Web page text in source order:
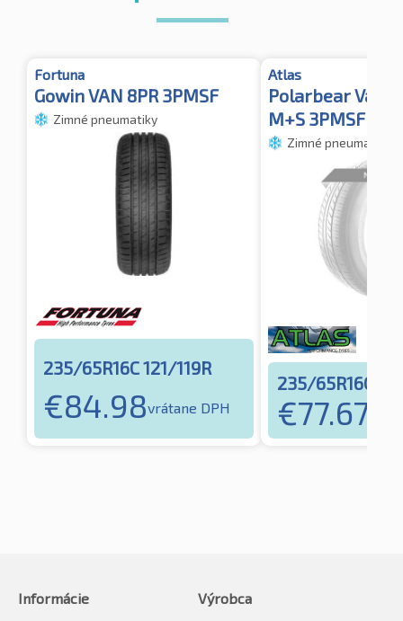
Fortuna
Gowin VAN 8PR 3PMSF
Zimné pneumatiky
235/65R16C 121/119R
€84.98vrátane DPH
Atlas
Polarbear Van 2
M+S 3PMSF
Zimné pneumatiky
235/65R16C
€77.67
Informácie
Výrobca